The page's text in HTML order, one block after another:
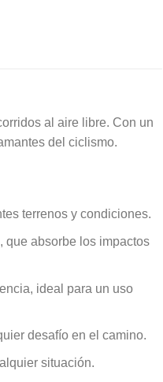
al aire libre. Con un
del ciclismo.
terrenos y condiciones.
que absorbe los impactos
ideal para un uso
desafío en el camino.
situación.